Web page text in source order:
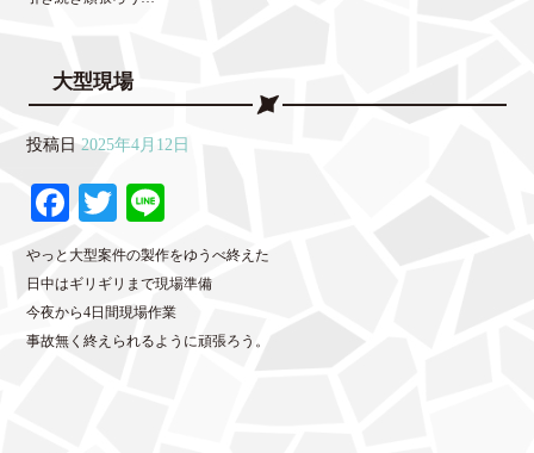
大型現場
投稿日 2025年4月12日
Fa
ce
bo
ok
T
wi
tte
r
ne
やっと大型案件の製作をゆうべ終えた
日中はギリギリまで現場準備
今夜から4日間現場作業
事故無く終えられるように頑張ろう。